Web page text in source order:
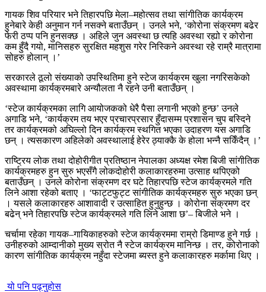
गायक शिव परियार भने तिहारपछि मेला–महोत्सव तथा सांगीतिक कार्यक्रम
हुनेबारे केही अनुमान गर्न नसक्ने बताउँछन् । उनले भने, ‘कोरोना संक्रमण बढेर
फेरी ठप्प पनि हुनसक्छ । अहिले जुन अवस्था छ त्यहि अवस्था रह्यो र कोरोना
कम हुँदै गयो, मानिसहरु सुरक्षित महशुस गरेर निस्किने अवस्था रहे राम्रै मात्रामा
सोहरु होलान् ।’
सरकारले ठूलो संख्याको उपस्थितिमा हुने स्टेज कार्यक्रम खुला नगरिसकेको
अवस्थामा कार्यक्रमबारे अन्यौलता नै रहने उनी बताउँछन् ।
‘स्टेज कार्यक्रमका लागि आयोजकको धेरै पैसा लगानी भएको हुन्छ’ उनले
अगाडि भने, ‘कार्यक्रम तय भएर प्रचारप्रसार हुँदासम्म प्रशासन चुप बस्दिने
तर कार्यक्रमको अघिल्लो दिन कार्यक्रम स्थगित भएका उदाहरण यस अगाडि
छन् । त्यसकारण अहिलेको अवस्थालाई हेरेर ठ्याक्कै के होला भन्नै सकिँदैन् ।’
राष्ट्रिय लोक तथा दोहोरीगीत प्रतिष्ठान नेपालका अध्यक्ष रमेश बिजी सांगीतिक
कार्यक्रमहरु हुन सुरु भएसँगै लोकदोहोरी कलाकारहरुमा उत्साह थपिएको
बताउँछन् । उनले कोरोना संक्रमण दर घटे तिहारपछि स्टेज कार्यक्रमले गति
लिने आशा रहेको बताए । ‘फाट्टफुट्ट सांगीतिक कार्यक्रमहरु सुरु भएका छन्
। यसले कलाकारहरु आशावादी र उत्साहित हुनुहुन्छ । कोरोना संक्रमण दर
बढेन् भने तिहारपछि स्टेज कार्यक्रमले गति लिने आशा छ’– बिजीले भने ।
चर्चामा रहेका गायक–गायिकाहरुको स्टेज कार्यक्रममा राम्रो डिमाण्ड हुने गर्छ ।
उनीहरुको आम्दानीको मुख्य स्रोत नै स्टेज कार्यक्रम मानिन्छ । तर, कोरोनाको
कारण सांगीतिक कार्यक्रम नहुँदा स्टेजमा ब्यस्त हुने कलाकारहरु मर्कामा थिए ।
यो पनि पढ्नुहोस